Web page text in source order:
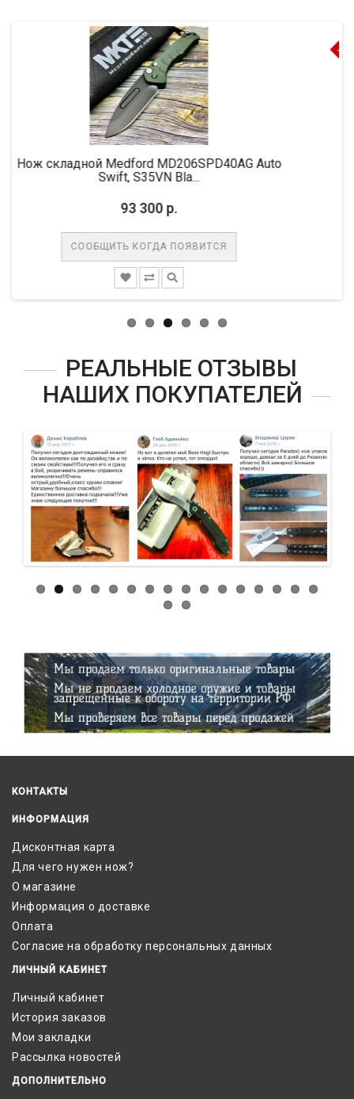
Medford MD206SPD40AG Auto
Swift, S35VN Bla...
КОГДА ПОЯВИТСЯ
Нож складной
РЕАЛЬНЫЕ ОТЗЫВЫ
НАШИХ ПОКУПАТЕЛЕЙ
КОНТАКТЫ
ИНФОРМАЦИЯ
Дисконтная карта
Для чего нужен нож?
О магазине
Информация о доставке
Оплата
Согласие на обработку персональных данных
ЛИЧНЫЙ КАБИНЕТ
Личный кабинет
История заказов
Мои закладки
Рассылка новостей
ДОПОЛНИТЕЛЬНО